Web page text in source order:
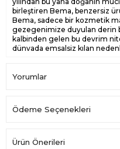
birleştiren Bema, benzersiz
Bema, sadece bir kozmetik
gezegenimize duyulan derin
kalbinden gelen bu devrim
dünyada emsalsiz kılan
doğanın kendisidir. Kendi
formüllere dönüştürülür. Bu
doğaya olan bağlılık,
edilir ve uluslararası
Yorumlar
Ödeme Seçenekleri
Ürün Önerileri